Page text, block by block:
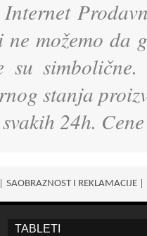
možemo da
su
stanja
24h.
SAOBRAZNOST I REKLAMACIJE
TABLETI